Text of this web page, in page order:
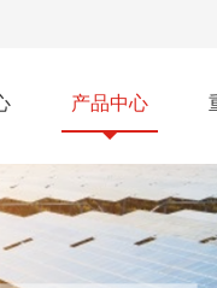
产品中心